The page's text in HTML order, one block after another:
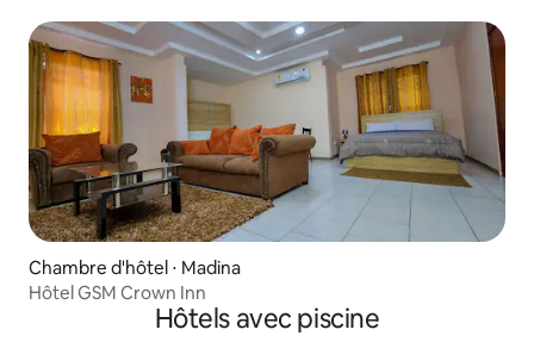
Chambre d'hôtel ⋅ Madina
Hôtel GSM Crown Inn
Hôtels avec piscine